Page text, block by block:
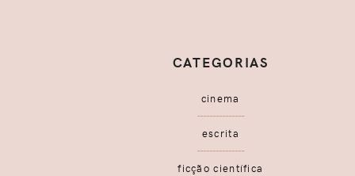
CATEGORIAS
cinema
escrita
ficção científica